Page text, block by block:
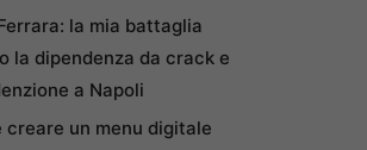
la mia battaglia
la dipendenza da crack e
a Napoli
creare un menu digitale